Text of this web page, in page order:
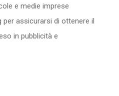
e medie imprese
per assicurarsi di ottenere il
in pubblicità e